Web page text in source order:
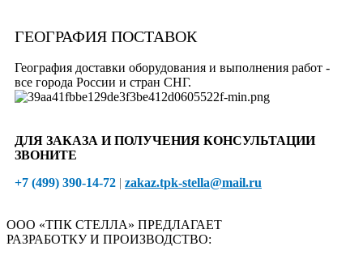
ГЕОГРАФИЯ ПОСТАВОК
География доставки оборудования и выполнения работ -
все города России и стран СНГ.
ДЛЯ ЗАКАЗА И ПОЛУЧЕНИЯ КОНСУЛЬТАЦИИ
ЗВОНИТЕ
+7 (499) 390-14-72 | zakaz.tpk-stella@mail.ru
ООО «ТПК СТЕЛЛА» ПРЕДЛАГАЕТ
РАЗРАБОТКУ И ПРОИЗВОДСТВО: